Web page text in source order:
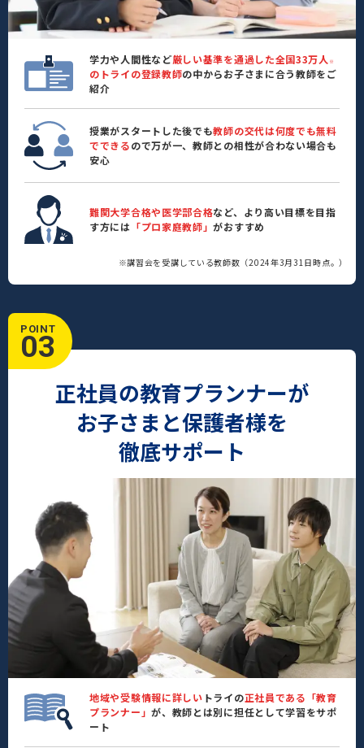
学力や人間性など厳しい基準を通過した全国33万人 ※
のトライの登録教師の中からお子さまに合う教師をご
紹介
授業がスタートした後でも教師の交代は何度でも無料
でできるので万が一、教師との相性が合わない場合も
安心
難関大学合格や医学部合格など、より高い目標を目指
す方には 「プロ家庭教師」がおすすめ
※講習会を受講している教師数（2024年3月31日時点。）
POINT
03
正社員の教育プランナーが
お子さまと保護者様を
徹底サポート
地域や受験情報に詳しい トライの正社員である「教育
プランナー」が、教師とは別に担任として学習をサポ
ート